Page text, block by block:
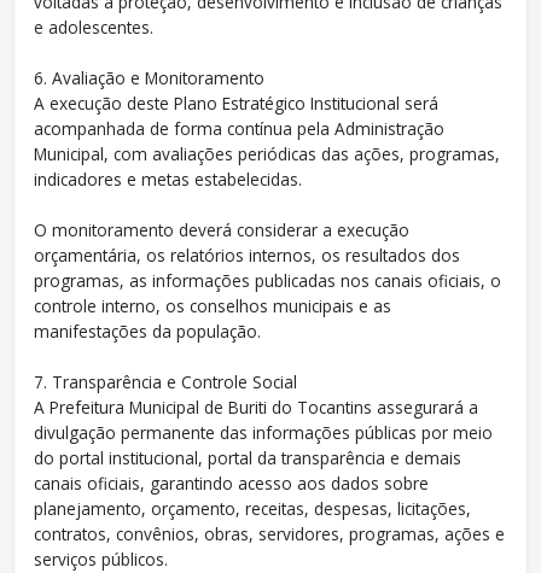
e adolescentes.
6. Avaliação e Monitoramento
A execução deste Plano Estratégico Institucional será
acompanhada de forma contínua pela Administração
Municipal, com avaliações periódicas das ações, programas,
indicadores e metas estabelecidas.
O monitoramento deverá considerar a execução
orçamentária, os relatórios internos, os resultados dos
programas, as informações publicadas nos canais oficiais, o
controle interno, os conselhos municipais e as
manifestações da população.
7. Transparência e Controle Social
A Prefeitura Municipal de Buriti do Tocantins assegurará a
divulgação permanente das informações públicas por meio
do portal institucional, portal da transparência e demais
canais oficiais, garantindo acesso aos dados sobre
planejamento, orçamento, receitas, despesas, licitações,
contratos, convênios, obras, servidores, programas, ações e
serviços públicos.